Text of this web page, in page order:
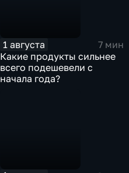
1 августа
7 мин
Какие продукты сильнее
всего подешевели с
начала года?